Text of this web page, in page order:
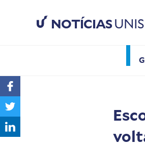
NOTÍCIAS